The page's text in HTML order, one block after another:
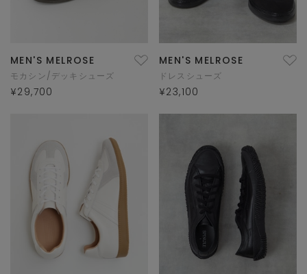
MEN'S MELROSE
モカシン/デッキシューズ
¥29,700
MEN'S MELROSE
ドレスシューズ
¥23,100